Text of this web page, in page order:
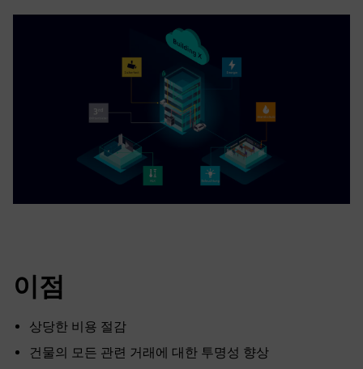
이점
상당한 비용 절감
건물의 모든 관련 거래에 대한 투명성 향상